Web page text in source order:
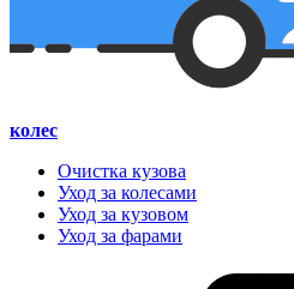
колес
Очистка кузова
Уход за колесами
Уход за кузовом
Уход за фарами